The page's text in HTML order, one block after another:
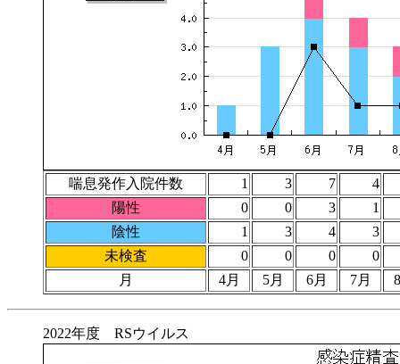
喘息発作入院件数 1 3 7
4
陽性
0 0 3
1
陰性
1 3 4
3
未検査
0 0 0
0
月
4月 5月 6月 7月
2022年度 RSウイルス